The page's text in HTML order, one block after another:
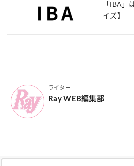
「IBA
イズ】
ライター
Ray WEB編集部